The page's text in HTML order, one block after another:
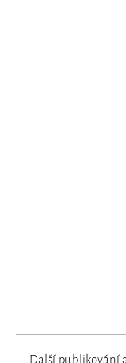
Další publikování